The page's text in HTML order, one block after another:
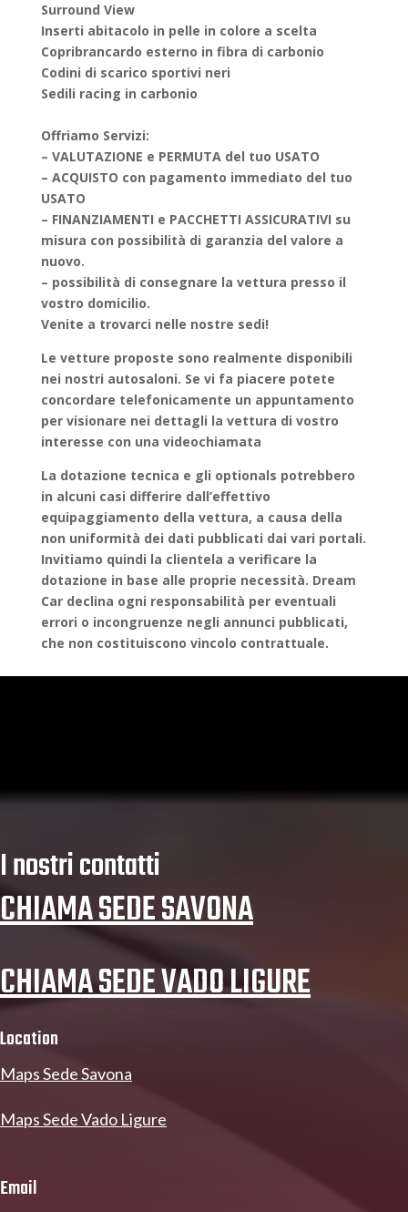
Surround View
Inserti abitacolo in pelle in colore a scelta
Copribrancardo esterno in fibra di carbonio
Codini di scarico sportivi neri
Sedili racing in carbonio
Offriamo Servizi:
– VALUTAZIONE e PERMUTA del tuo USATO
– ACQUISTO con pagamento immediato del tuo
USATO
– FINANZIAMENTI e PACCHETTI ASSICURATIVI su
misura con possibilità di garanzia del valore a
nuovo.
– possibilità di consegnare la vettura presso il
vostro domicilio.
Venite a trovarci nelle nostre sedi!
Le vetture proposte sono realmente disponibili
nei nostri autosaloni. Se vi fa piacere potete
concordare telefonicamente un appuntamento
per visionare nei dettagli la vettura di vostro
interesse con una videochiamata
La dotazione tecnica e gli optionals potrebbero
in alcuni casi differire dall’effettivo
equipaggiamento della vettura, a causa della
non uniformità dei dati pubblicati dai vari portali.
Invitiamo quindi la clientela a verificare la
dotazione in base alle proprie necessità. Dream
Car declina ogni responsabilità per eventuali
errori o incongruenze negli annunci pubblicati,
che non costituiscono vincolo contrattuale.
I nostri contatti
CHIAMA SEDE SAVONA
CHIAMA SEDE VADO LIGURE
Location
Maps Sede Savona
Maps Sede Vado Ligure
Email